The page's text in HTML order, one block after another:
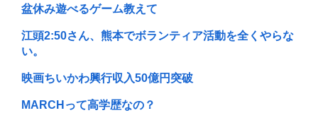
盆休み遊べるゲーム教えて
江頭2:50さん、熊本でボランティア活動を全くやらな
い。
映画ちいかわ興行収入50億円突破
MARCHって高学歴なの？